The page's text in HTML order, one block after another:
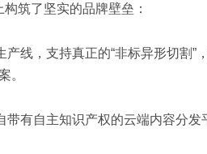
构筑了坚实的品牌壁垒：
线，支持真正的“非标异形切割”
。
有自主知识产权的云端内容分